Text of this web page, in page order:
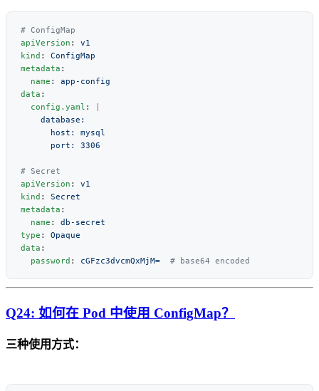
apiVersion :
kind :
metadata
  name
:
data
  config.yaml
:
apiVersion :
kind :
metadata
  name
:
type :
data
  password
: cGFzc3dvcmQxMjM=
Q24: 如何在 Pod 中使用 ConfigMap？
三种使用方式：